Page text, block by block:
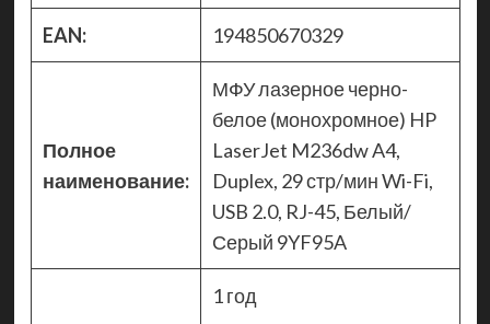
EAN: 194850670329
Полное
наименование:
МФУ лазерное черно-
белое (монохромное) HP
LaserJet M236dw A4,
Duplex, 29 стр/мин Wi-Fi,
USB 2.0, RJ-45, Белый/
Серый 9YF95A
1 год